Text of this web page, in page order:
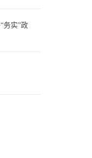
务实”政